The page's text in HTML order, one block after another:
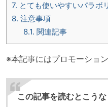
7. とても使いやすいパラボ
8. 注意事項
8.1. 関連記事
※本記事にはプロモーショ
この記事を読むとこう